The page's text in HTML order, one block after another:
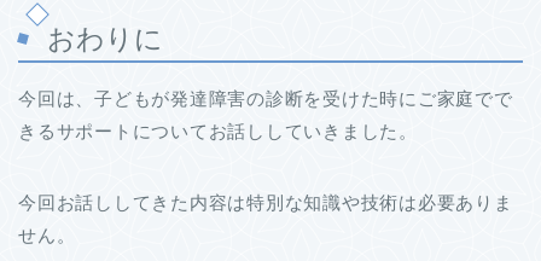
おわりに
今回は、子どもが発達障害の診断を受けた時にご家庭でで
きるサポートについてお話ししていきました。
今回お話ししてきた内容は特別な知識や技術は必要ありま
せん。